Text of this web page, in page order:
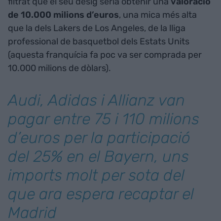
de 10.000 milions d’euros, una mica més alta
que la dels Lakers de Los Angeles, de la lliga
professional de basquetbol dels Estats Units
(aquesta franquícia fa poc va ser comprada per
10.000 milions de dòlars).
Audi, Adidas i Allianz van
pagar entre 75 i 110 milions
d’euros per la participació
del 25% en el Bayern, uns
imports molt per sota del
que ara espera recaptar el
Madrid